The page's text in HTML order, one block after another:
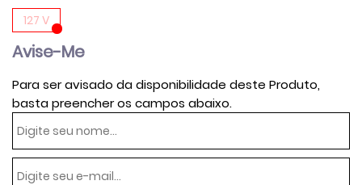
127 V
Avise-Me
Para ser avisado da disponibilidade deste Produto,
basta preencher os campos abaixo.